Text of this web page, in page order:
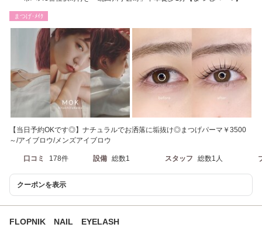
まつげ･ﾒｲｸ
【当日予約OKです◎】ナチュラルでお洒落に垢抜け◎まつげパーマ￥3500
～/アイブロウ/メンズアイブロウ
口コミ 178件 設備 総数1 スタッフ 総数1人
クーポンを表示
FLOPNIK NAIL EYELASH